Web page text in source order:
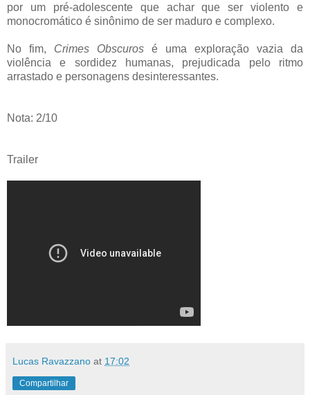
por um pré-adolescente que achar que ser violento e
monocromático é sinônimo de ser maduro e complexo.
No fim, Crimes Obscuros é uma exploração vazia da
violência e sordidez humanas, prejudicada pelo ritmo
arrastado e personagens desinteressantes.
Nota: 2/10
Trailer
Lucas Ravazzano at 17:02
Compartilhar